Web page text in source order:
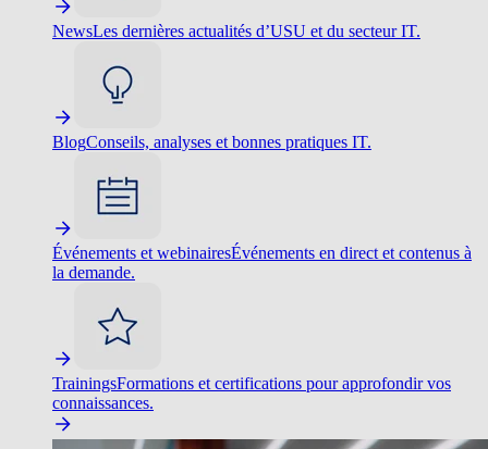
NewsLes dernières actualités d’USU et du secteur IT.
BlogConseils, analyses et bonnes pratiques IT.
Événements et webinairesÉvénements en direct et contenus à
la demande.
TrainingsFormations et certifications pour approfondir vos
connaissances.